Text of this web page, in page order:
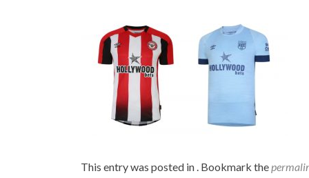
This entry was posted in . Bookmark the